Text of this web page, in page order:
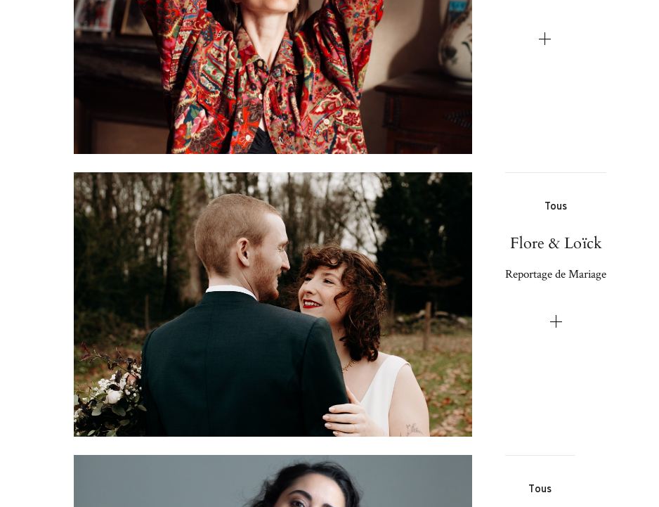
Tous
Flore & Loïck
Reportage de Mariage
Tous